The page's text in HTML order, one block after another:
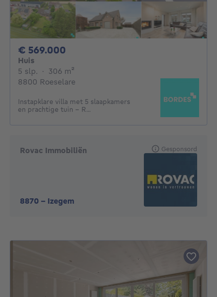
€ 569.000
Huis
5 slp. 5 slaapkamers
· 306 m²
8800 Roeselare
Instapklare villa met 5 slaapkamers
en prachtige tuin - R...
Rovac Immobiliën
8870 - Izegem
Gesponsord